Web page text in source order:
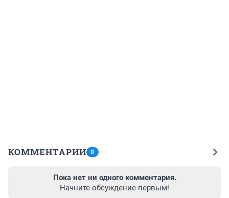
КОММЕНТАРИИ 0
Пока нет ни одного комментария.
Начните обсуждение первым!